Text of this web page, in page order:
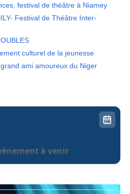
festival de théâtre à Niamey
Festival de Théâtre Inter-
culturel de la jeunesse
grand ami amoureux du Niger
à venir